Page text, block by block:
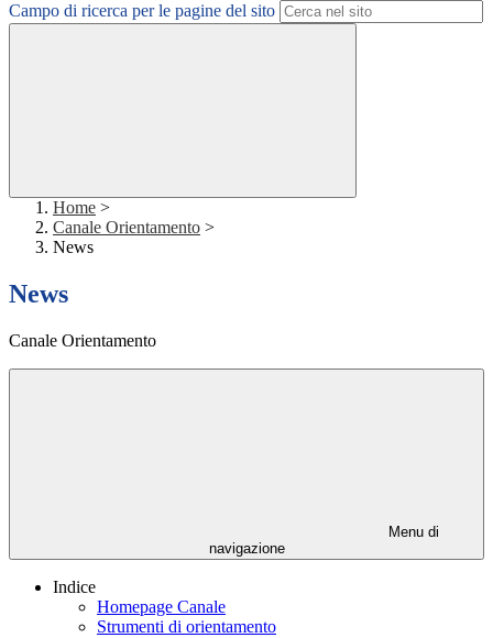
Campo di ricerca per le pagine del sito
Home >
Canale Orientamento >
News
News
Canale Orientamento
Menu di
navigazione
Indice
Homepage Canale
Strumenti di orientamento